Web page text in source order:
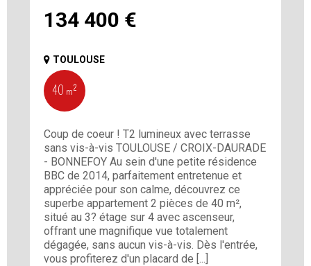
134 400 €
TOULOUSE
40 m²
Coup de coeur ! T2 lumineux avec terrasse
sans vis-à-vis TOULOUSE / CROIX-DAURADE
- BONNEFOY Au sein d'une petite résidence
BBC de 2014, parfaitement entretenue et
appréciée pour son calme, découvrez ce
superbe appartement 2 pièces de 40 m²,
situé au 3? étage sur 4 avec ascenseur,
offrant une magnifique vue totalement
dégagée, sans aucun vis-à-vis. Dès l'entrée,
vous profiterez d'un placard de [...]